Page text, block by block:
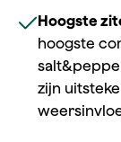
Hoogste
hoogste
zijn